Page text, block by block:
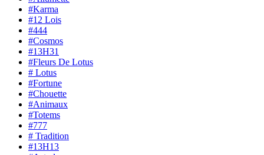
#Karma
#12 Lois
#444
#Cosmos
#13H31
#Fleurs De Lotus
# Lotus
#Fortune
#Chouette
#Animaux
#Totems
#777
# Tradition
#13H13